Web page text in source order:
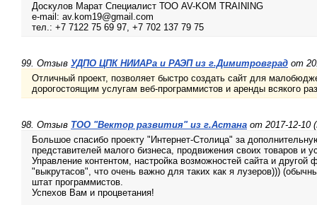
Доскулов Марат Специалист ТОО AV-KOM TRAINING
e-mail: av.kom19@gmail.com
тел.: +7 7122 75 69 97, +7 702 137 79 75
99. Отзыв УДПО ЦПК НИИАРа и РАЭП из г.Димитровград от
Отличный проект, позволяет быстро создать сайт для
дорогостоящим услугам веб-программистов и аренды всякого
98. Отзыв ТОО "Вектор развития" из г.Астана от 2017-12-10
Большое спасибо проекту "Интернет-Столица" за
представителей малого бизнеса, продвижения своих товаров и
Управление контентом, настройка возможностей сайта и другой
"выкрутасов", что очень важно для таких как я лузеров)))
штат программистов.
Успехов Вам и процветания!